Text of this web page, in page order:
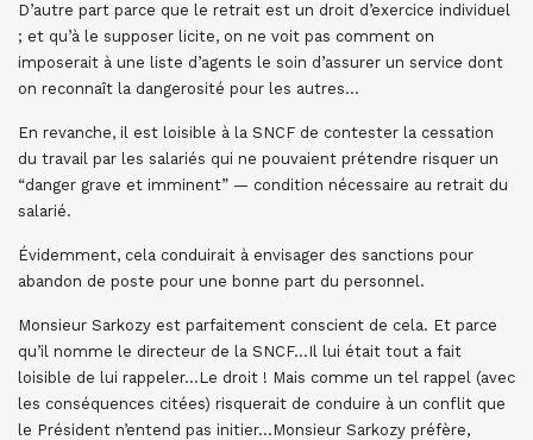
D’autre part parce que le retrait est un droit d’exercice individuel
; et qu’à le supposer licite, on ne voit pas comment on
imposerait à une liste d’agents le soin d’assurer un service dont
on reconnaît la dangerosité pour les autres…
En revanche, il est loisible à la SNCF de contester la cessation
du travail par les salariés qui ne pouvaient prétendre risquer un
“danger grave et imminent” — condition nécessaire au retrait du
salarié.
Évidemment, cela conduirait à envisager des sanctions pour
abandon de poste pour une bonne part du personnel.
Monsieur Sarkozy est parfaitement conscient de cela. Et parce
qu’il nomme le directeur de la SNCF…Il lui était tout a fait
loisible de lui rappeler…Le droit ! Mais comme un tel rappel (avec
les conséquences citées) risquerait de conduire à un conflit que
le Président n’entend pas initier…Monsieur Sarkozy préfère,